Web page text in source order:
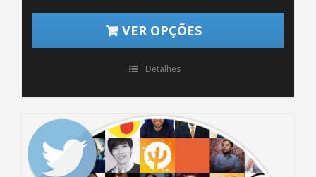
VER OPÇÕES
Detalhes